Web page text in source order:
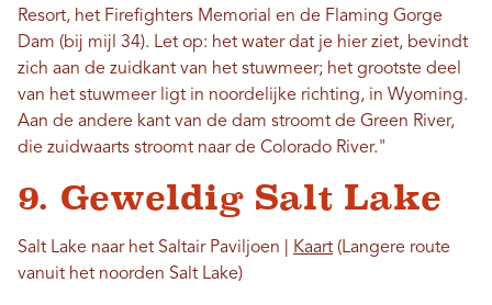
Resort, het Firefighters Memorial en de Flaming Gorge
Dam (bij mijl 34). Let op: het water dat je hier ziet, bevindt
zich aan de zuidkant van het stuwmeer; het grootste deel
van het stuwmeer ligt in noordelijke richting, in Wyoming.
Aan de andere kant van de dam stroomt de Green River,
die zuidwaarts stroomt naar de Colorado River."
9. Geweldig Salt Lake
Salt Lake naar het Saltair Paviljoen | Kaart (Langere route
vanuit het noorden Salt Lake)